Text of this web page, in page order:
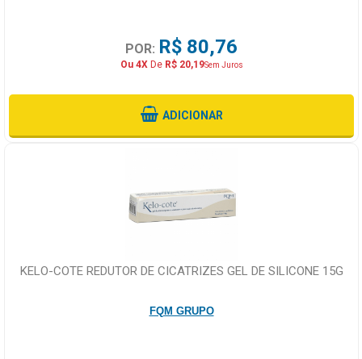
POR: R$ 80,76
Ou 4XDe R$ 20,19Sem Juros
ADICIONAR
KELO-COTE REDUTOR DE CICATRIZES GEL DE SILICONE 15G
FQM GRUPO